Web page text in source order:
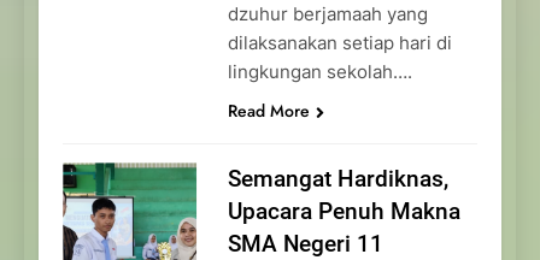
dzuhur berjamaah yang
dilaksanakan setiap hari di
lingkungan sekolah….
Read More
Semangat Hardiknas,
Upacara Penuh Makna
SMA Negeri 11